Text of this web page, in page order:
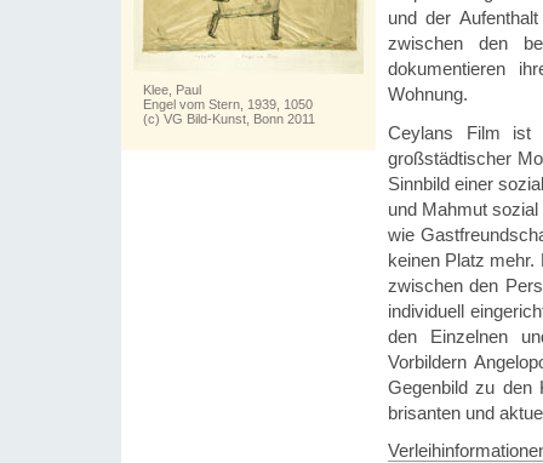
Klee, Paul
Engel vom Stern, 1939, 1050
(c) VG Bild-Kunst, Bonn 2011
und der
zwischen den
dokumentieren
Wohnung.
Ceylans Film ist
großstädtischer
Sinnbild einer
und Mahmut
wie
keinen Platz mehr.
zwischen den
individuell
den Einzelnen
Vorbildern
Gegenbild zu den
brisanten und